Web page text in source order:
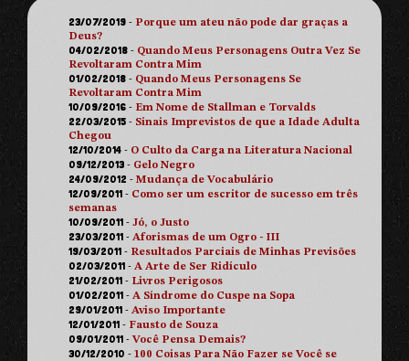
23/07/2019 - Porque um ateu não pode dar graças a
Deus?
04/02/2018 - Quando Meus Personagens Outra Vez Se
Revoltaram Contra Mim
01/02/2018 - Quando Meus Personagens Se
Revoltaram Contra Mim
10/09/2016 - Em Nome de Stallman e Torvalds
22/03/2015 - Sinais Imprevistos de que a Idade Adulta
Chegou
12/10/2014 - O Culto da Carga na Literatura Nacional
09/12/2013 - Gelo Negro
24/09/2012 -Mudança de Vocabulário
12/09/2011 - Como ser um escritor de sucesso em três
semanas
10/09/2011 -Jó, o Justo
23/03/2011 -Aforismas de um Ogro - III
19/03/2011 - Resultados Parciais de Minhas Previsões
02/03/2011 -A Arte de Ser Ridículo
21/02/2011 - Livros Perigosos
01/02/2011 -A Síndrome do Cuspe na Sopa
29/01/2011 -Aviso Importante
12/01/2011 - Fausto de Souza
09/01/2011 -Você Pensa Demais?
30/12/2010 -100 Coisas Para Não Fazer se Você se